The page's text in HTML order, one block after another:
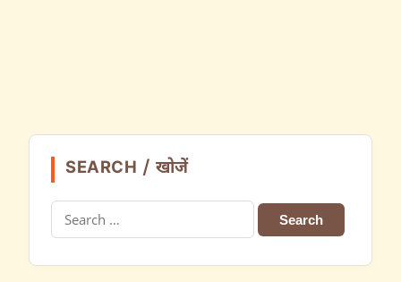
SEARCH / खोजें
for: